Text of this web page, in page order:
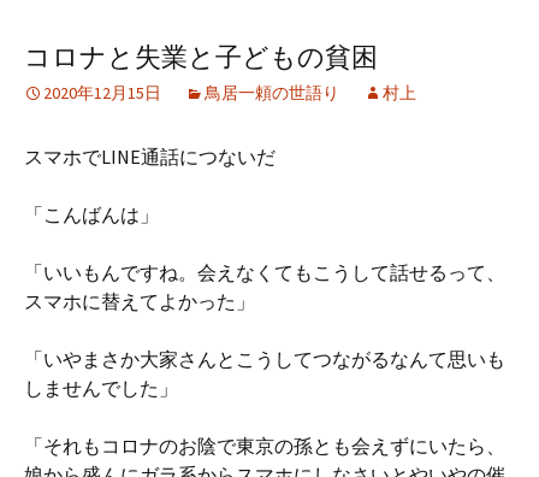
コロナと失業と子どもの貧困
2020年12月15日 鳥居一頼の世語り 村上
スマホでLINE通話につないだ
「こんばんは」
「いいもんですね。会えなくてもこうして話せるって、
スマホに替えてよかった」
「いやまさか大家さんとこうしてつながるなんて思いも
しませんでした」
「それもコロナのお陰で東京の孫とも会えずにいたら、